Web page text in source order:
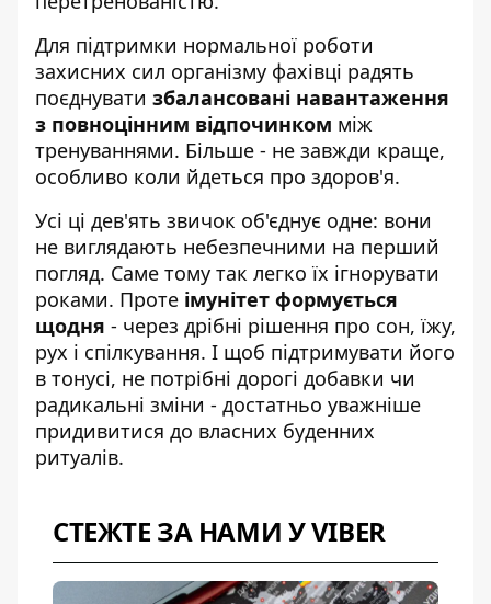
Для підтримки нормальної роботи
захисних сил організму фахівці радять
поєднувати збалансовані навантаження
з повноцінним відпочинком між
тренуваннями. Більше - не завжди краще,
особливо коли йдеться про здоров'я.
Усі ці дев'ять звичок об'єднує одне: вони
не виглядають небезпечними на перший
погляд. Саме тому так легко їх ігнорувати
роками. Проте імунітет формується
щодня - через дрібні рішення про сон, їжу,
рух і спілкування. І щоб підтримувати його
в тонусі, не потрібні дорогі добавки чи
радикальні зміни - достатньо уважніше
придивитися до власних буденних
ритуалів.
СТЕЖТЕ ЗА НАМИ У VIBER